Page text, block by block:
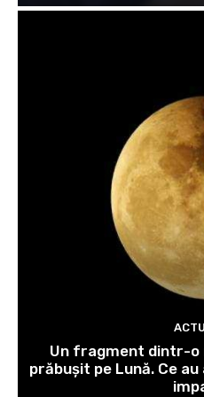
Un fragment dintr-o
prăbușit pe Lună. Ce